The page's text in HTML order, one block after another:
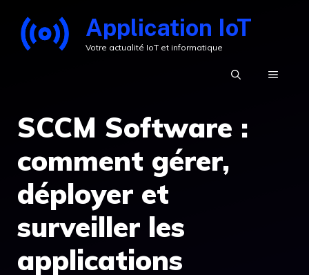
contenu
Application IoT
Votre actualité IoT et informatique
MENU
SCCM Software :
comment gérer,
déployer et
surveiller les
applications